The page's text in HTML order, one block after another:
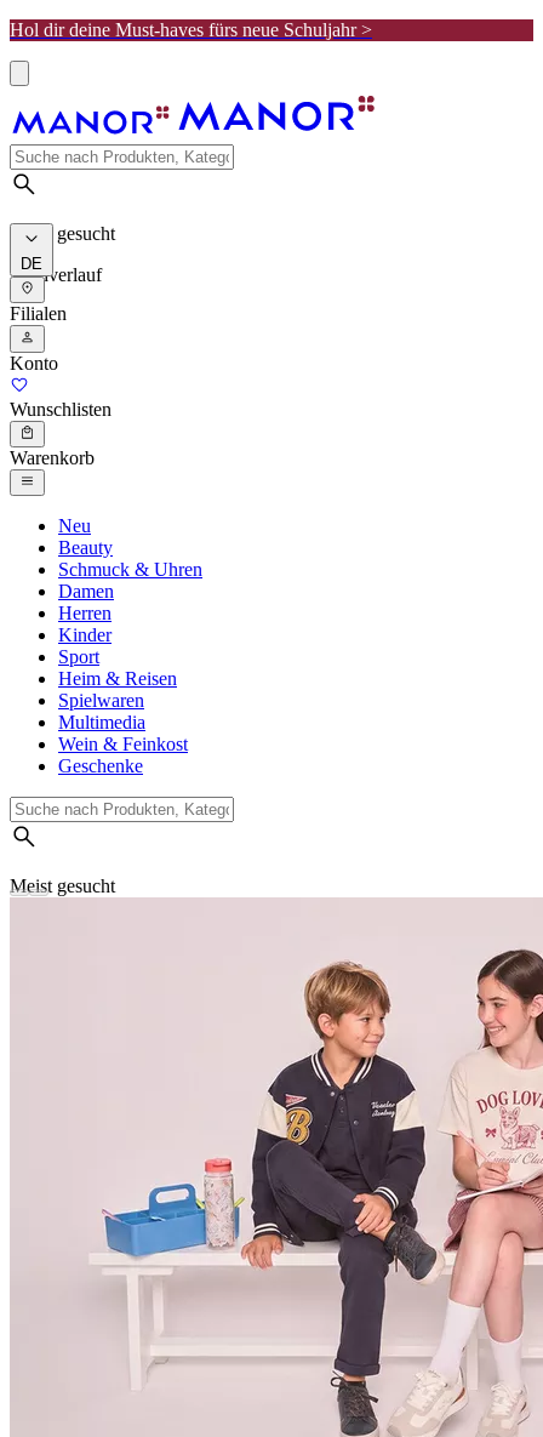
Hol dir deine Must-haves fürs neue Schuljahr >
Meist gesucht
Suchverlauf
DE
Filialen
Konto
Wunschlisten
Warenkorb
Neu
Beauty
Schmuck & Uhren
Damen
Herren
Kinder
Sport
Heim & Reisen
Spielwaren
Multimedia
Wein & Feinkost
Geschenke
Meist gesucht